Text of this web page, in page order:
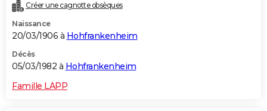
Créer une cagnotte obsèques
Naissance
20/03/1906 à Hohfrankenheim
Décès
05/03/1982 à Hohfrankenheim
Famille LAPP